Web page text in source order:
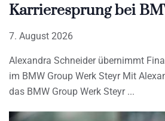
Karrieresprung bei
7. August 2026
Alexandra Schneider übernimmt
im BMW Group Werk Steyr Mit
das BMW Group Werk Steyr